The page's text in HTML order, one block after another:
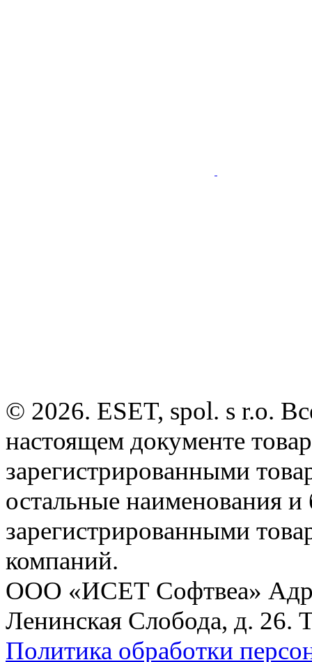
© 2026. ESET, spol. s r.o.
настоящем документе
зарегистрированными
остальные наименования
зарегистрированными
компаний.
ООО «ИСЕТ Софтвеа»
Ленинская Слобода, д. 26.
Политика обработки